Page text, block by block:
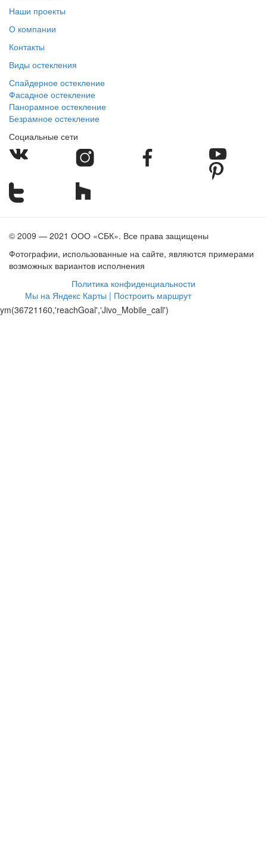
Наши проекты
О компании
Контакты
Виды остекления
Спайдерное остекление
Фасадное остекление
Панорамное остекление
Безрамное остекление
Социальные сети
© 2009 — 2021 ООО «СБК». Все права защищены
Фотографии, использованные на сайте, являются примерами
возможных вариантов исполнения
Политика конфиденциальности
Мы на Яндекс Карты | Построить маршрут
ym(36721160,'reachGoal','Jivo_Mobile_call')